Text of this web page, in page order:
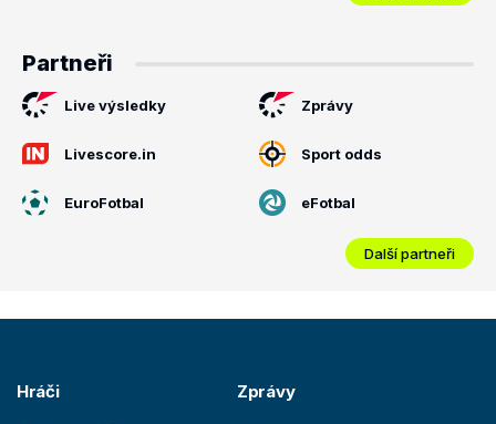
Partneři
Live výsledky Zprávy
Livescore.in Sport odds
EuroFotbal eFotbal
Další partneři
Hráči Zprávy